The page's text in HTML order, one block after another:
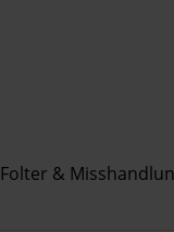
Folter &